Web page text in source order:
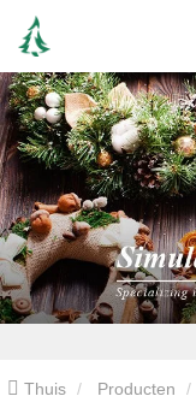
Thuis Producten